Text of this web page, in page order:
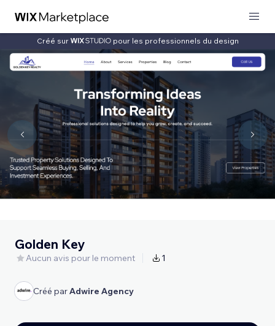
Créé sur pour les professionnels du design
Golden Key
Aucun avis pour le moment 1
Créé parAdwire Agency